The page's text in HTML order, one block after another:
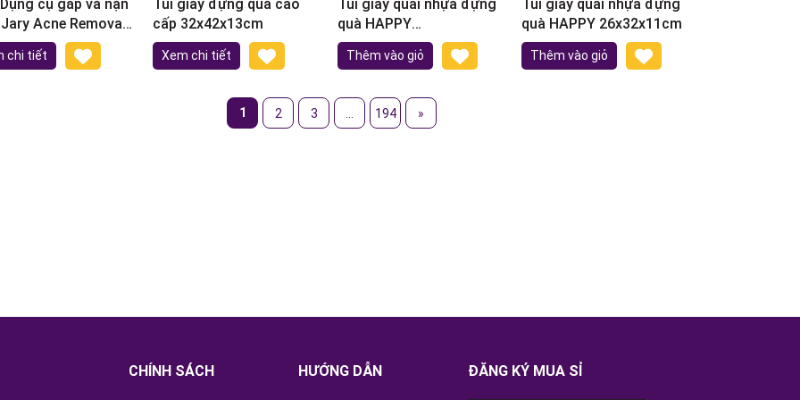
cụ gắp và nặn
Acne Removal
chi tiết
Túi giấy đựng quà cao
cấp 32x42x13cm
Xem chi tiết
Túi giấy quai nhựa đựng
quà HAPPY
24,5x19,5x9,5cm
Thêm vào giỏ
Túi giấy quai nhựa đựng
quà HAPPY 26x32x11cm
Thêm vào giỏ
1 2 3 194 »
CHÍNH SÁCH HƯỚNG DẪN ĐĂNG KÝ MUA SỈ